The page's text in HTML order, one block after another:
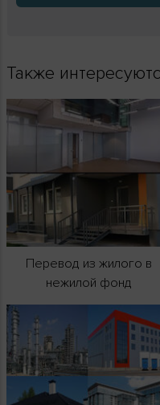
Также
Перевод из жилого в
нежилой фонд